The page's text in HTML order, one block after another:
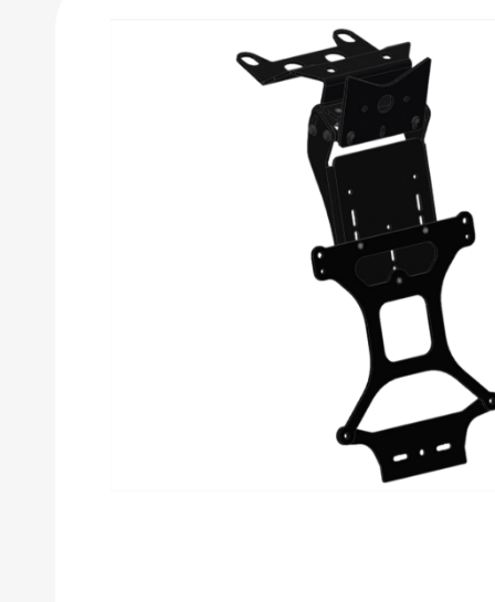
Products
search
Hit enter to